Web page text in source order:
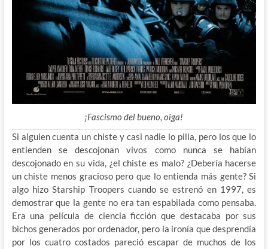
¡Fascismo del bueno, oiga!
Si alguien cuenta un chiste y casi nadie lo pilla, pero los que lo
entienden se descojonan vivos como nunca se habían
descojonado en su vida, ¿el chiste es malo? ¿Debería hacerse
un chiste menos gracioso pero que lo entienda más gente? Si
algo hizo Starship Troopers cuando seestrenó en 1997, es
demostrar que la gente no era tan espabilada como pensaba.
Era una película de ciencia ficción que destacaba por sus
bichos generados por ordenador, pero la ironía que desprendía
por los cuatro costados pareció escapar de muchos de los